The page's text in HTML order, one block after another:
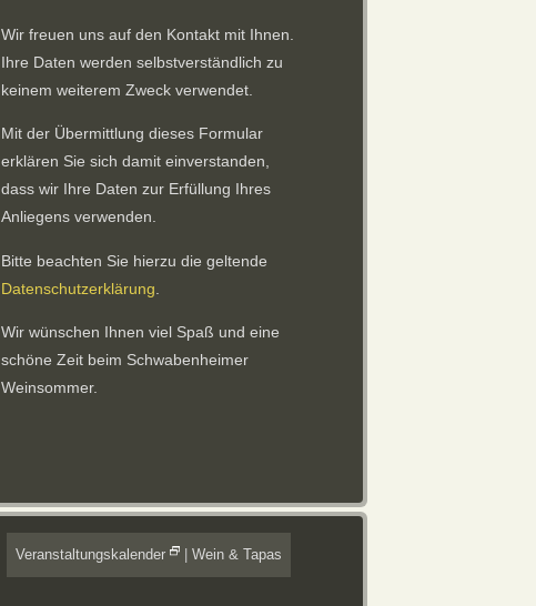
Wir freuen uns auf den Kontakt mit Ihnen.
Ihre Daten werden selbstverständlich zu
keinem weiterem Zweck verwendet.
Mit der Übermittlung dieses Formular
erklären Sie sich damit einverstanden,
dass wir Ihre Daten zur Erfüllung Ihres
Anliegens verwenden.
Bitte beachten Sie hierzu die geltende
Datenschutzerklärung
Wir wünschen Ihnen viel Spaß und eine
schöne Zeit beim Schwabenheimer
Weinsommer.
Veranstaltungskalender Wein & Tapas